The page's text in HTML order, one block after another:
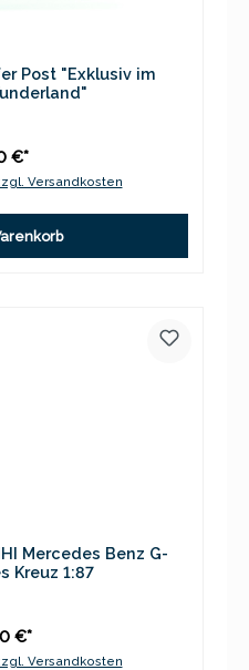
Post "Exklusiv im
€*
Versandkosten
Mercedes Benz G-
Kreuz 1:87
€*
Versandkosten